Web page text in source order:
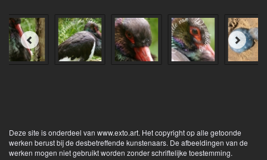
Deze site is onderdeel van www.exto.art. Het copyright op alle getoonde
werken berust bij de desbetreffende kunstenaars. De afbeeldingen van de
werken mogen niet gebruikt worden zonder schriftelijke toestemming.